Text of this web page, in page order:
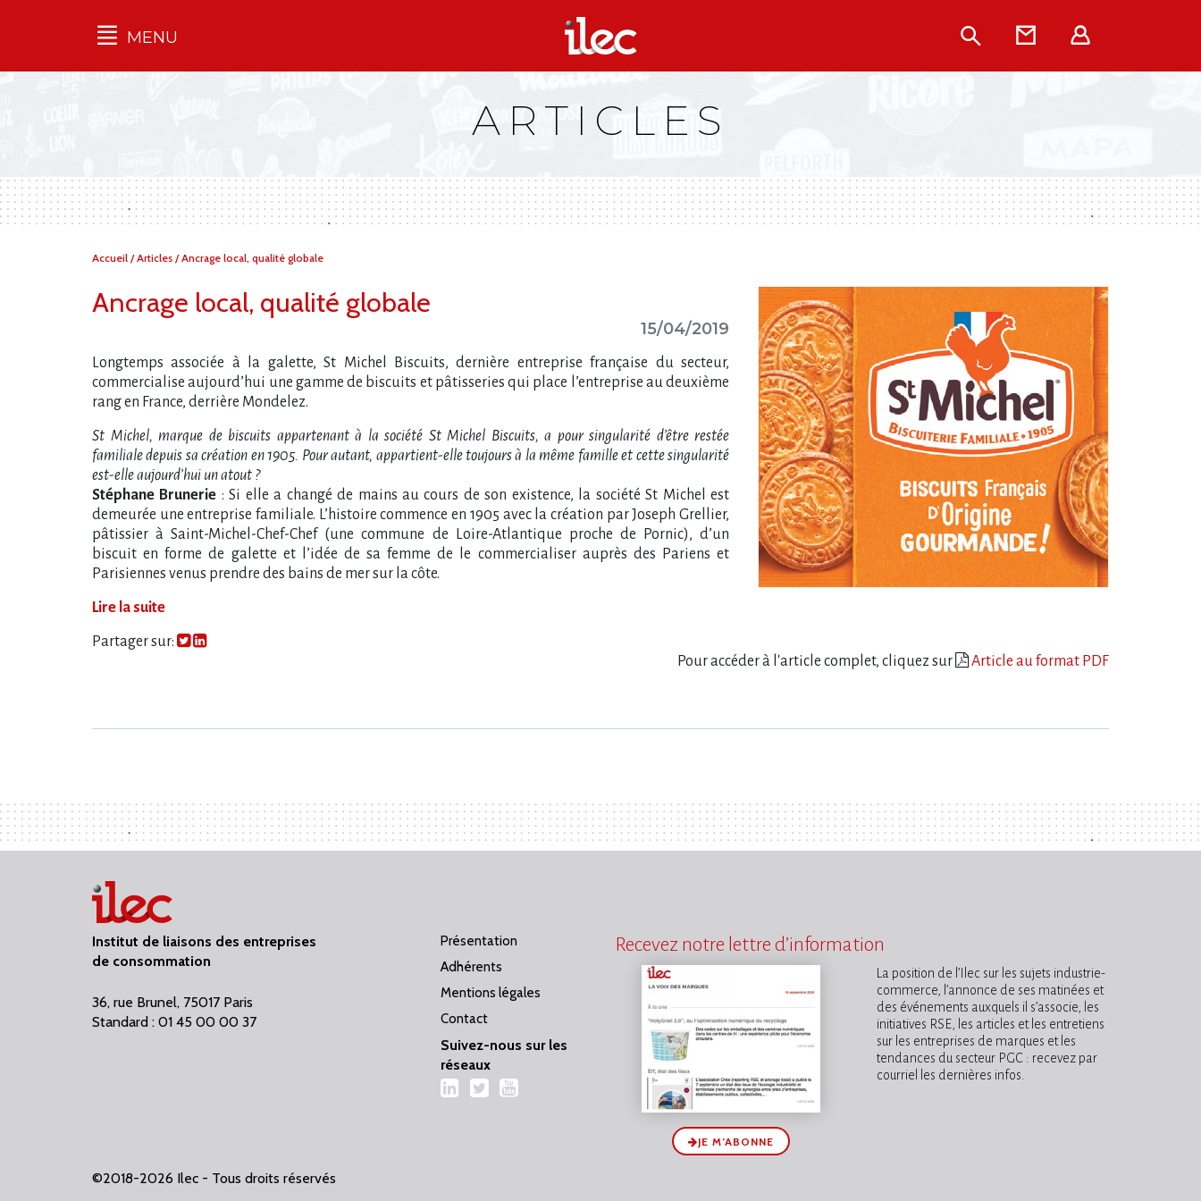
Qu'est-ce que l’Ilec
Campagnes
multimarques
MENU Rechercher
Contact
ARTICLES
Vous
Accueil /Articles /Ancrage local, qualité globale
Ancrage local, qualité globale
15/04/2019
Longtemps associée à la galette, St Michel Biscuits, dernière entreprise française du secteur,
commercialise aujourd​‌’hui une gamme de biscuits et pâtisseries qui place l​‌’entreprise au deuxième
rang en France, derrière Mondelez.
St Michel, marque de biscuits appartenant à la société St Michel Biscuits, a pour singularité d​‌’être restée
familiale depuis sa création en 1905. Pour autant, appartient-elle toujours à la même famille et cette singularité
est-elle aujourd​‌’hui un atout ?
Stéphane Brunerie : Si elle a changé de mains au cours de son existence, la société St Michel est
demeurée une entreprise familiale. L​‌’histoire commence en 1905 avec la création par Joseph Grellier,
pâtissier à Saint-Michel-Chef-Chef (une commune de Loire-Atlantique proche de Pornic), d​‌’un
biscuit en forme de galette et l​‌’idée de sa femme de le commercialiser auprès des Pariens et
Parisiennes venus prendre des bains de mer sur la côte.
Lire la suite
Partager sur:
Pour accéder à l'article complet, cliquez sur
Article au format PDF
Institut de liaisons des entreprises
de consommation
36, rue Brunel, 75017 Paris
Standard : 01 45 00 00 37
Présentation
Adhérents
Mentions légales
Contact
Suivez-nous sur les
réseaux
LinkedIn
TwitterYouTube
Recevez notre lettre d’information
JE M’ABONNE
La position de l’Ilec sur les sujets industrie-
commerce, l’annonce de ses matinées et
des événements auxquels il s’associe, les
initiatives RSE, les articles et les entretiens
sur les entreprises de marques et les
tendances du secteur PGC : recevez par
courriel les dernières infos.
©2018-2026 Ilec - Tous droits réservés